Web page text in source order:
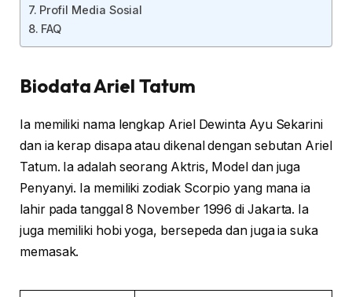
Profil Media Sosial
FAQ
Biodata Ariel Tatum
Ia memiliki nama lengkap Ariel Dewinta Ayu Sekarini
dan ia kerap disapa atau dikenal dengan sebutan Ariel
Tatum. Ia adalah seorang Aktris, Model dan juga
Penyanyi. Ia memiliki zodiak Scorpio yang mana ia
lahir pada tanggal 8 November 1996 di Jakarta. Ia
juga memiliki hobi yoga, bersepeda dan juga ia suka
memasak.